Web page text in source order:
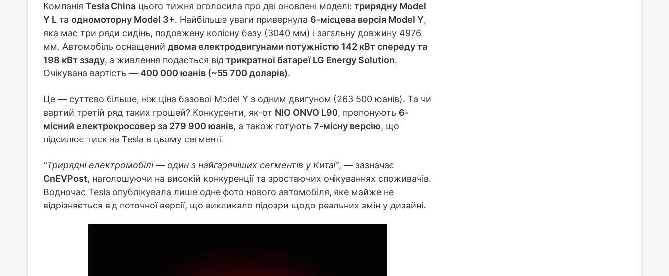
Компанія Tesla China цього тижня оголосила про дві оновлені моделі: трирядну Model
Y L та одномоторну Model 3+. Найбільше уваги привернула 6-місцева версія Model Y,
яка має три ряди сидінь, подовжену колісну базу (3040 мм) і загальну довжину 4976
мм. Автомобіль оснащений двома електродвигунами потужністю 142 кВт спереду та
198 кВт ззаду, а живлення подається від трикратної батареї LG Energy Solution.
Очікувана вартість — 400 000 юанів (~55 700 доларів).
Це — суттєво більше, ніж ціна базової Model Y з одним двигуном (263 500 юанів). Та чи
вартий третій ряд таких грошей? Конкуренти, як-от NIO ONVO L90, пропонують 6-
місний електрокросовер за 279 900 юанів, а також готують 7-місну версію, що
підсилює тиск на Tesla в цьому сегменті.
“Трирядні електромобілі — один з найгарячіших сегментів у Китаї”, — зазначає
CnEVPost, наголошуючи на високій конкуренції та зростаючих очікуваннях споживачів.
Водночас Tesla опублікувала лише одне фото нового автомобіля, яке майже не
відрізняється від поточної версії, що викликало підозри щодо реальних змін у дизайні.